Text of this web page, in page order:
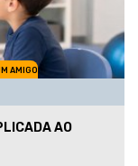
AMIGO
AO